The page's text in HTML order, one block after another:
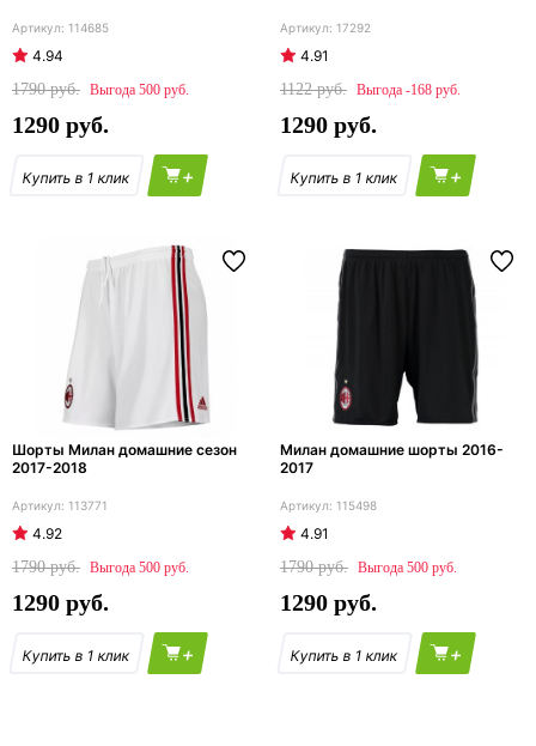
114685
4.94
1790
500
1290
+
17292
4.91
1122
-168
1290
+
Шорты Милан домашние сезон
2017-2018
113771
4.92
1790
500
1290
+
Милан домашние шорты 2016-
2017
115498
4.91
1790
500
1290
+